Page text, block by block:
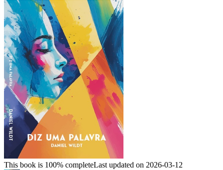
This book is 100% completeLast updated on 2026-03-12